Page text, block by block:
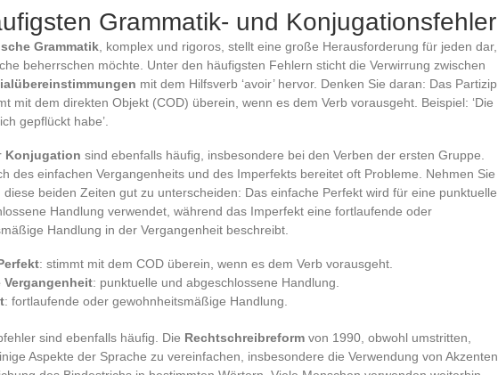
Grammatik- und Konjugationsfehler
Grammatik , komplex und rigoros, stellt eine große Herausforderung für jeden dar,
beherrschen möchte. Unter den häufigsten Fehlern sticht die Verwirrung zwischen
mit dem Hilfsverb ‘avoir’ hervor. Denken Sie daran: Das Partizip
mit dem direkten Objekt (COD) überein, wenn es dem Verb vorausgeht. Beispiel: ‘Die
gepflückt habe’.
Konjugation sind ebenfalls häufig, insbesondere bei den Verben der ersten Gruppe.
des einfachen Vergangenheits und des Imperfekts bereitet oft Probleme. Nehmen Sie
diese beiden Zeiten gut zu unterscheiden: Das einfache Perfekt wird für eine punktuelle
Handlung verwendet, während das Imperfekt eine fortlaufende oder
Handlung in der Vergangenheit beschreibt.
: stimmt mit dem COD überein, wenn es dem Verb vorausgeht.
Vergangenheit: punktuelle und abgeschlossene Handlung.
: fortlaufende oder gewohnheitsmäßige Handlung.
sind ebenfalls häufig. Die Rechtschreibreform von 1990, obwohl umstritten,
Aspekte der Sprache zu vereinfachen, insbesondere die Verwendung von Akzenten